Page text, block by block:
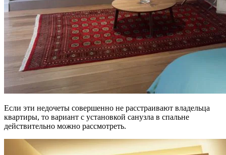
Если эти недочеты совершенно не расстраивают владельца
квартиры, то вариант с установкой санузла в спальне
действительно можно рассмотреть.